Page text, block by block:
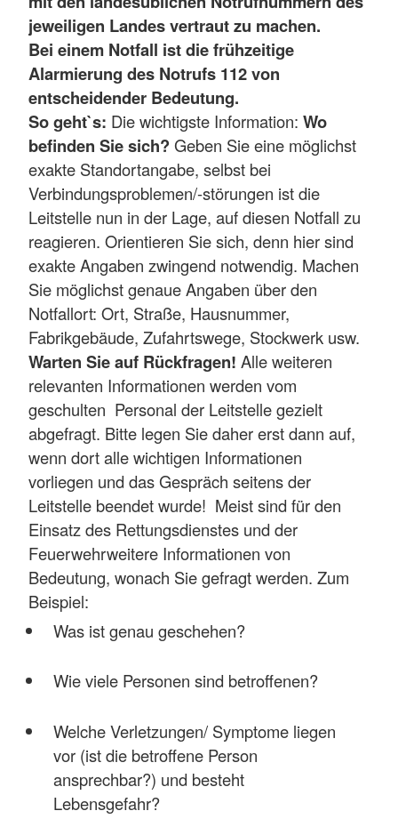
jeweiligen Landes vertraut zu machen.
Bei einem Notfall ist die frühzeitige
Alarmierung des Notrufs 112 von
entscheidender Bedeutung.
So geht`s: Die wichtigste Information: Wo
befinden Sie sich?Geben Sie eine möglichst
exakte Standortangabe, selbst bei
Verbindungsproblemen/-störungen ist die
Leitstelle nun in der Lage, auf diesen Notfall zu
reagieren. Orientieren Sie sich, denn hier sind
exakte Angaben zwingend notwendig. Machen
Sie möglichst genaue Angaben über den
Notfallort: Ort, Straße, Hausnummer,
Fabrikgebäude, Zufahrtswege, Stockwerk usw.
Warten Sie auf Rückfragen! Alle weiteren
relevanten Informationen werden vom
geschulten Personal der Leitstelle gezielt
abgefragt. Bitte legen Sie daher erst dann auf,
wenn dort alle wichtigen Informationen
vorliegen und das Gespräch seitens der
Leitstelle beendet wurde! Meist sind für den
Einsatz des Rettungsdienstes und der
Feuerwehrweitere Informationen von
Bedeutung, wonach Sie gefragt werden. Zum
Beispiel:
Was ist genau geschehen?
Wie viele Personen sind betroffenen?
Welche Verletzungen/ Symptome liegen
vor (ist die betroffene Person
ansprechbar?) und besteht
Lebensgefahr?